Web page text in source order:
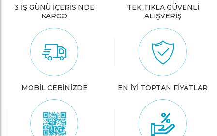
3 İŞ GÜNÜ İÇERİSİNDE
KARGO
TEK TIKLA GÜVENLİ
ALIŞVERİŞ
MOBİL CEBİNİZDE EN İYİ TOPTAN FİYATLAR